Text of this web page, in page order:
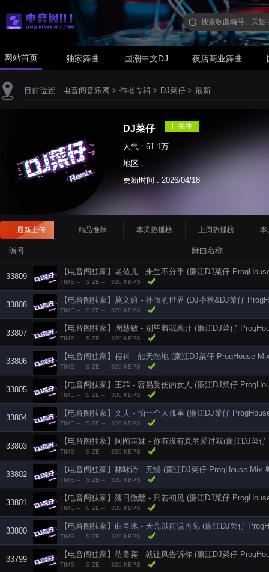
网站首页 独家舞曲 国潮中文DJ 夜店商业舞曲
目前位置： 电音阁音乐网 > 作者专辑 > DJ菜仔 > 最新
DJ菜仔
人气 : 61.1万
地区 : --
更新时间 : 2026/04/18
最新上传 精品推荐 本周热播榜 上周热播榜 本
编号 舞曲名称
33809
【电音阁独家】老范儿 - 来生不分手 (廉江DJ菜仔
TIME -- SIZE -- 320 KBPS
33808
【电音阁独家】莫文蔚 - 外面的世界 (DJ小秋&DJ菜仔
TIME -- SIZE -- 320 KBPS
33807
【电音阁独家】周慧敏 - 别望着我离开 (廉江DJ菜仔
TIME -- SIZE -- 320 KBPS
33806
【电音阁独家】程科 - 怨天怨地 (廉江DJ菜仔 ProgHouse
TIME -- SIZE -- 320 KBPS
33805
【电音阁独家】王菲 - 容易受伤的女人 (廉江DJ菜仔
TIME -- SIZE -- 320 KBPS
33804
【电音阁独家】文夫 - 怕一个人孤单 (廉江DJ菜仔
TIME -- SIZE -- 320 KBPS
33803
TIME -- SIZE -- 320 KBPS
33802
【电音阁独家】林咏诗 - 无憾 (廉江DJ菜仔 ProgHouse Mix
TIME -- SIZE -- 320 KBPS
33801
【电音阁独家】落日微醺 - 只若初见 (廉江DJ菜仔
TIME -- SIZE -- 320 KBPS
33800
【电音阁独家】曲肖冰 - 天亮以前说再见 (廉江DJ菜仔
TIME -- SIZE -- 320 KBPS
33799
【电音阁独家】范贵宾 - 就让风告诉你 (廉江DJ菜仔
TIME -- SIZE -- 320 KBPS